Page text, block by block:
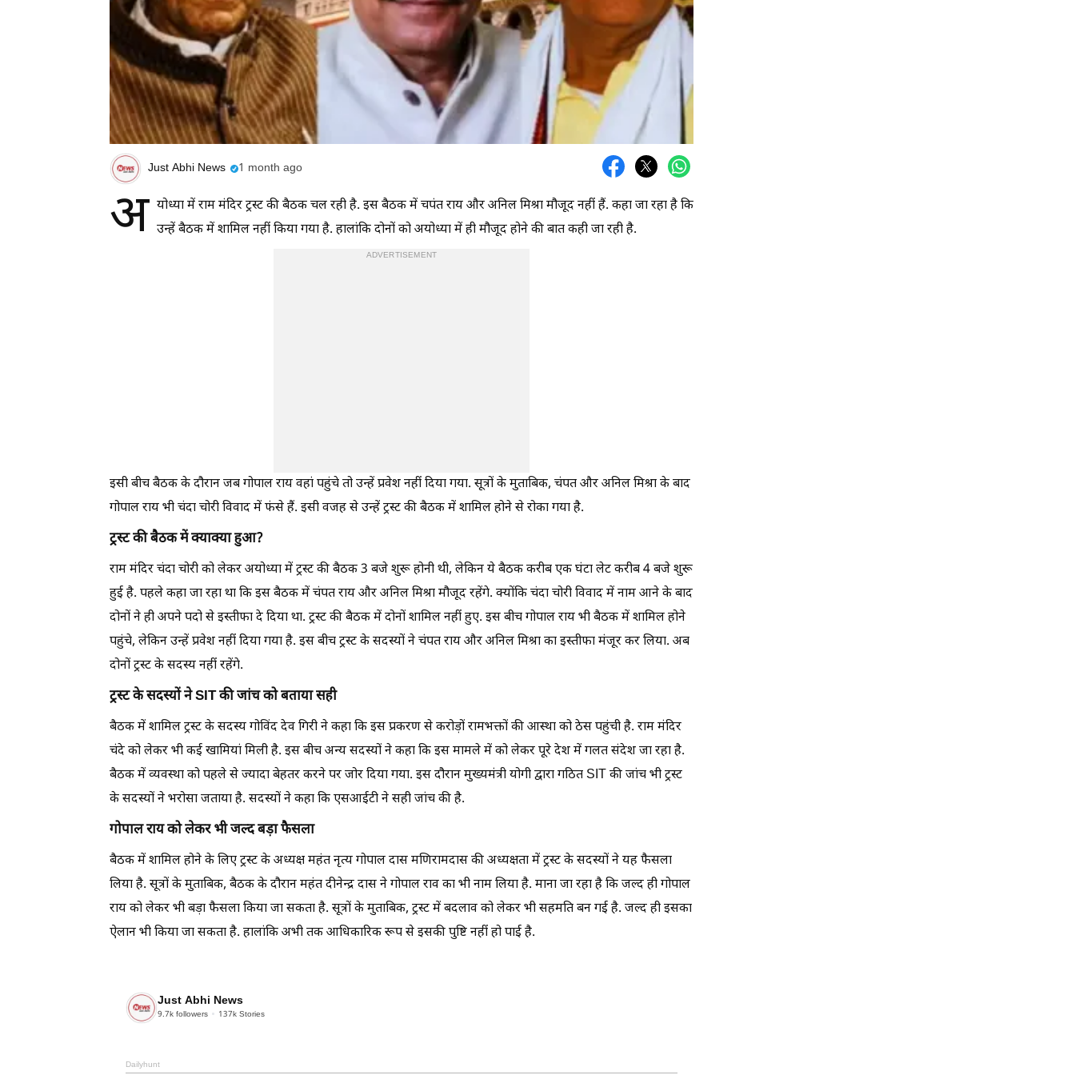
Just Abhi News 1 month ago
अ योध्या में राम मंदिर ट्रस्ट की बैठक चल रही है. इस बैठक में चपंत राय और अनिल मिश्रा मौजूद नहीं हैं. कहा जा रहा है कि
उन्हें बैठक में शामिल नहीं किया गया है. हालांकि दोनों को अयोध्या में ही मौजूद होने की बात कही जा रही है.
ADVERTISEMENT
इसी बीच बैठक के दौरान जब गोपाल राय वहां पहुंचे तो उन्हें प्रवेश नहीं दिया गया. सूत्रों के मुताबिक, चंपत और अनिल मिश्रा के बाद
गोपाल राय भी चंदा चोरी विवाद में फंसे हैं. इसी वजह से उन्हें ट्रस्ट की बैठक में शामिल होने से रोका गया है.
ट्रस्ट की बैठक में क्याक्या हुआ?
राम मंदिर चंदा चोरी को लेकर अयोध्या में ट्रस्ट की बैठक 3 बजे शुरू होनी थी, लेकिन ये बैठक करीब एक घंटा लेट करीब 4 बजे शुरू
हुई है. पहले कहा जा रहा था कि इस बैठक में चंपत राय और अनिल मिश्रा मौजूद रहेंगे. क्योंकि चंदा चोरी विवाद में नाम आने के बाद
दोनों ने ही अपने पदो से इस्तीफा दे दिया था. ट्रस्ट की बैठक में दोनों शामिल नहीं हुए. इस बीच गोपाल राय भी बैठक में शामिल होने
पहुंचे, लेकिन उन्हें प्रवेश नहीं दिया गया है. इस बीच ट्रस्ट के सदस्यों ने चंपत राय और अनिल मिश्रा का इस्तीफा मंजूर कर लिया. अब
दोनों ट्रस्ट के सदस्य नहीं रहेंगे.
ट्रस्ट के सदस्यों ने SIT की जांच को बताया सही
बैठक में शामिल ट्रस्ट के सदस्य गोविंद देव गिरी ने कहा कि इस प्रकरण से करोड़ों रामभक्तों की आस्था को ठेस पहुंची है. राम मंदिर
चंदे को लेकर भी कई खामियां मिली है. इस बीच अन्य सदस्यों ने कहा कि इस मामले में को लेकर पूरे देश में गलत संदेश जा रहा है.
बैठक में व्यवस्था को पहले से ज्यादा बेहतर करने पर जोर दिया गया. इस दौरान मुख्यमंत्री योगी द्वारा गठित SIT की जांच भी ट्रस्ट
के सदस्यों ने भरोसा जताया है. सदस्यों ने कहा कि एसआईटी ने सही जांच की है.
गोपाल राय को लेकर भी जल्द बड़ा फैसला
बैठक में शामिल होने के लिए ट्रस्ट के अध्यक्ष महंत नृत्य गोपाल दास मणिरामदास की अध्यक्षता में ट्रस्ट के सदस्यों ने यह फैसला
लिया है. सूत्रों के मुताबिक, बैठक के दौरान महंत दीनेन्द्र दास ने गोपाल राव का भी नाम लिया है. माना जा रहा है कि जल्द ही गोपाल
राय को लेकर भी बड़ा फैसला किया जा सकता है. सूत्रों के मुताबिक, ट्रस्ट में बदलाव को लेकर भी सहमति बन गई है. जल्द ही इसका
ऐलान भी किया जा सकता है. हालांकि अभी तक आधिकारिक रूप से इसकी पुष्टि नहीं हो पाई है.
Just Abhi News
9.7k followers 137k Stories
Dailyhunt